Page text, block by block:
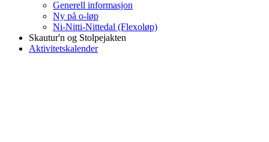
Generell informasjon
Ny på o-løp
Ni-Nitti-Nittedal (Flexoløp)
Skautur'n og Stolpejakten
Aktivitetskalender